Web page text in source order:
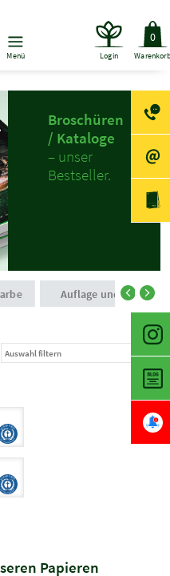
Menü Login
0
Broschüren
/ Kataloge
– unser
Bestseller.
Auflage und
Papieren